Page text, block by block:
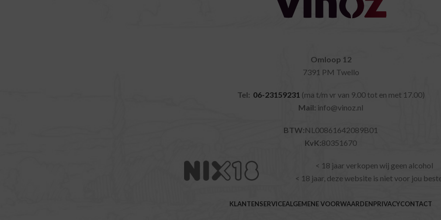
Omloop 12
7391 PM Twello
Tel: 06-23159231 (ma t/m vr van 9.00 tot en met 17.00)
Mail: info@vinoz.nl
BTW:NL00861642089B01
KvK:80351670
< 18 jaar verkopen wij geen alcohol
< 18 jaar, deze website is niet voor jou
KLANTENSERVICEALGEMENE VOORWAARDENPRIVACYCONTACT